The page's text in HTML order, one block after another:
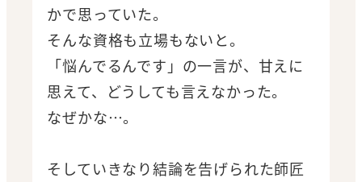
かで思っていた。
そんな資格も立場もないと。
「悩んでるんです」の一言が、甘えに
思えて、どうしても言えなかった。
なぜかな…。
そしていきなり結論を告げられた師匠